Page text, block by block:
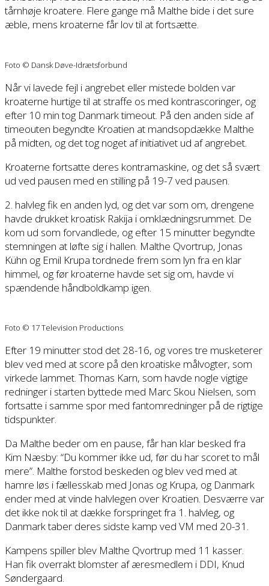
tårnhøje kroatere. Flere gange må Malthe bide i det sure
æble, mens kroaterne får lov til at fortsætte.
Foto © Dansk Døve-Idrætsforbund
Når vi lavede fejl i angrebet eller mistede bolden var
kroaterne hurtige til at straffe os med kontrascoringer, og
efter 10 min tog Danmark timeout. På den anden side af
timeouten begyndte Kroatien at mandsopdække Malthe
på midten, og det tog noget af initiativet ud af angrebet.
Kroaterne fortsatte deres kontramaskine, og det så svært
ud ved pausen med en stilling på 19-7 ved pausen.
2. halvleg fik en anden lyd, og det var som om, drengene
havde drukket kroatisk Rakija i omklædningsrummet. De
kom ud som forvandlede, og efter 15 minutter begyndte
stemningen at løfte sig i hallen. Malthe Qvortrup, Jonas
Kühn og Emil Krupa tordnede frem som lyn fra en klar
himmel, og før kroaterne havde set sig om, havde vi
spændende håndboldkamp igen.
Foto © 17 Television Productions
Efter 19 minutter stod det 28-16, og vores tre musketerer
blev ved med at score på den kroatiske målvogter, som
virkede lammet. Thomas Karn, som havde nogle vigtige
redninger i starten byttede med Marc Skou Nielsen, som
fortsatte i samme spor med fantomredninger på de rigtige
tidspunkter.
Da Malthe beder om en pause, får han klar besked fra
Kim Næsby: “Du kommer ikke ud, før du har scoret to mål
mere”. Malthe forstod beskeden og blev ved med at
hamre løs i fællesskab med Jonas og Krupa, og Danmark
ender med at vinde halvlegen over Kroatien. Desværre var
det ikke nok til at dække forspringet fra 1. halvleg, og
Danmark taber deres sidste kamp ved VM med 20-31.
Kampens spiller blev Malthe Qvortrup med 11 kasser.
Han fik overrakt blomster af æresmedlem i DDI, Knud
Søndergaard.